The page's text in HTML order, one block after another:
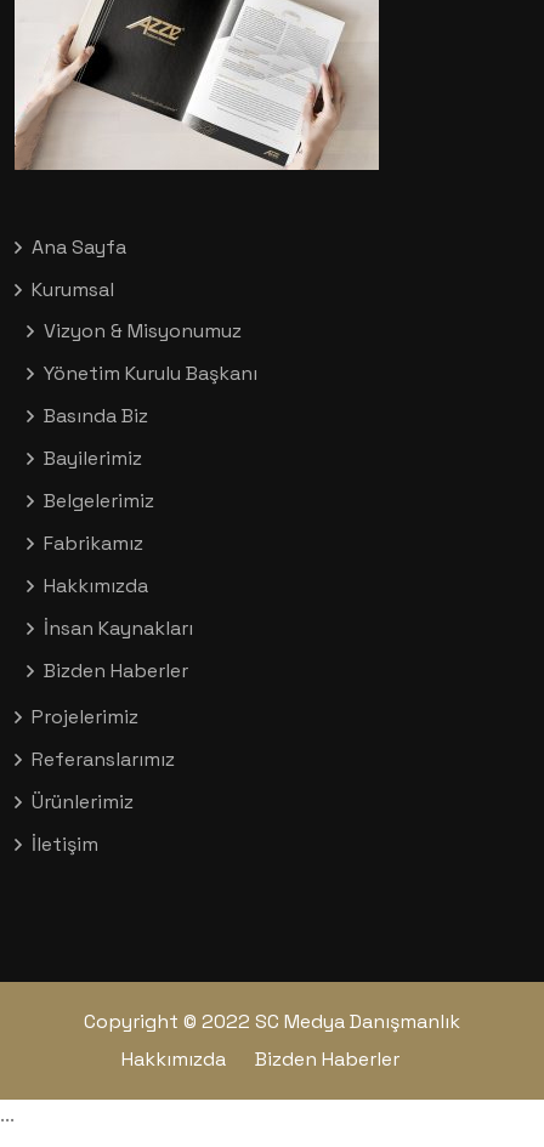
Ana Sayfa
Kurumsal
Vizyon & Misyonumuz
Yönetim Kurulu Başkanı
Basında Biz
Bayilerimiz
Belgelerimiz
Fabrikamız
Hakkımızda
İnsan Kaynakları
Bizden Haberler
Projelerimiz
Referanslarımız
Ürünlerimiz
İletişim
Copyright © 2022 SC Medya Danışmanlık
Hakkımızda
Bizden Haberler
...